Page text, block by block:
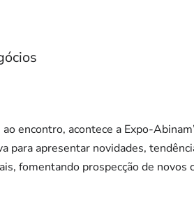
encontro, acontece a Expo-
para apresentar novidades,
fomentando prospecção de